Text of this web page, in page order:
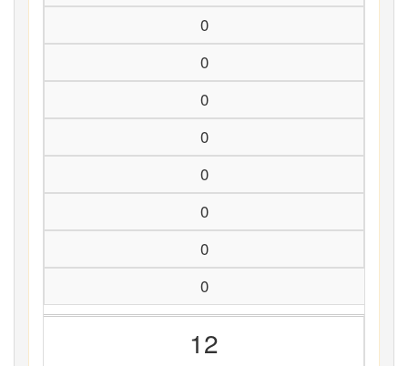
0
0
0
0
0
0
0
0
12